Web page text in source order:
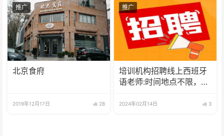
推广
北京食府
2019年12月17日 28
推广
培训机构招聘线上西班牙
语老师:时间地点不限，可
2024年02月14日 3